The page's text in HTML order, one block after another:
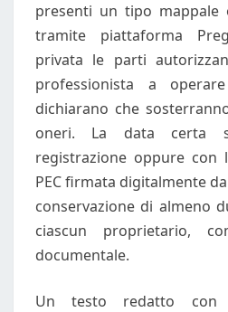
presenti un tipo mappale
tramite piattaforma
privata le parti
professionista a
dichiarano che
oneri. La data certa
registrazione oppure con
PEC firmata digitalmente
conservazione di almeno
ciascun proprietario,
documentale.
Un testo redatto con